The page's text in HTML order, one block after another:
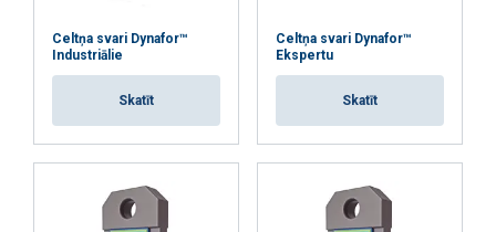
Celtņa svari Dynafor™
Industriālie
Skatīt
Celtņa svari Dynafor™
Ekspertu
Skatīt